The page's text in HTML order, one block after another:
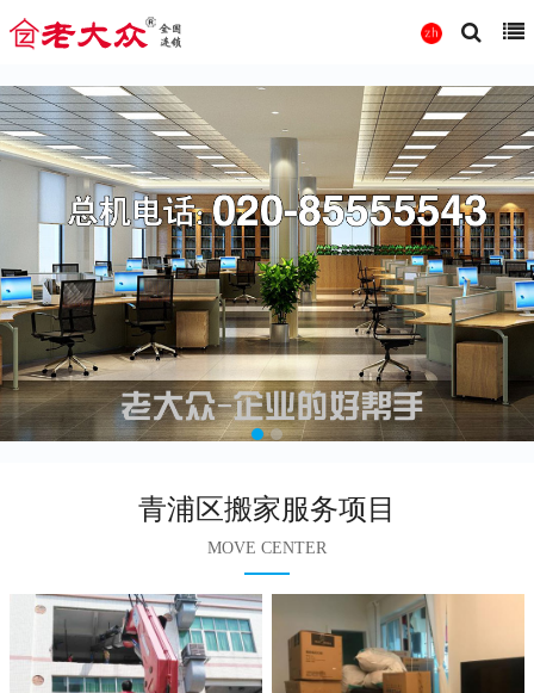
青浦区搬家服务项目
MOVE CENTER